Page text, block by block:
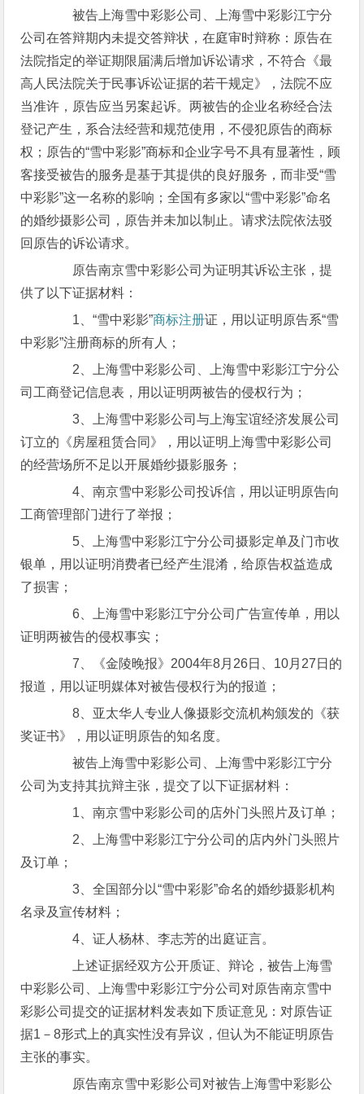
被告上海雪中彩影公司、上海雪中彩影江宁分
公司在答辩期内未提交答辩状，在庭审时辩称：原告在
法院指定的举证期限届满后增加诉讼请求，不符合《最
高人民法院关于民事诉讼证据的若干规定》，法院不应
当准许，原告应当另案起诉。两被告的企业名称经合法
登记产生，系合法经营和规范使用，不侵犯原告的商标
权；原告的“雪中彩影”商标和企业字号不具有显著性，顾
客接受被告的服务是基于其提供的良好服务，而非受“雪
中彩影”这一名称的影响；全国有多家以“雪中彩影”命名
的婚纱摄影公司，原告并未加以制止。请求法院依法驳
回原告的诉讼请求。
原告南京雪中彩影公司为证明其诉讼主张，提
供了以下证据材料：
1、“雪中彩影”商标注册证，用以证明原告系“雪
中彩影”注册商标的所有人；
2、上海雪中彩影公司、上海雪中彩影江宁分公
司工商登记信息表，用以证明两被告的侵权行为；
3、上海雪中彩影公司与上海宝谊经济发展公司
订立的《房屋租赁合同》，用以证明上海雪中彩影公司
的经营场所不足以开展婚纱摄影服务；
4、南京雪中彩影公司投诉信，用以证明原告向
工商管理部门进行了举报；
5、上海雪中彩影江宁分公司摄影定单及门市收
银单，用以证明消费者已经产生混淆，给原告权益造成
了损害；
6、上海雪中彩影江宁分公司广告宣传单，用以
证明两被告的侵权事实；
7、《金陵晚报》2004年8月26日、10月27日的
报道，用以证明媒体对被告侵权行为的报道；
8、亚太华人专业人像摄影交流机构颁发的《获
奖证书》，用以证明原告的知名度。
被告上海雪中彩影公司、上海雪中彩影江宁分
公司为支持其抗辩主张，提交了以下证据材料：
1、南京雪中彩影公司的店外门头照片及订单；
2、上海雪中彩影江宁分公司的店内外门头照片
及订单；
3、全国部分以“雪中彩影”命名的婚纱摄影机构
名录及宣传材料；
4、证人杨林、李志芳的出庭证言。
上述证据经双方公开质证、辩论，被告上海雪
中彩影公司、上海雪中彩影江宁分公司对原告南京雪中
彩影公司提交的证据材料发表如下质证意见：对原告证
据1－8形式上的真实性没有异议，但认为不能证明原告
主张的事实。
原告南京雪中彩影公司对被告上海雪中彩影公